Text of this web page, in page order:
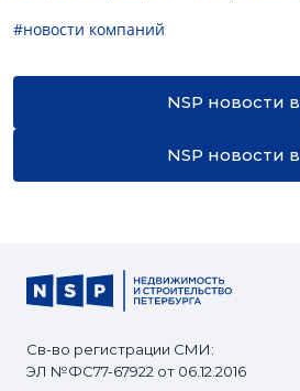
#новости компаний
NSP новости в
NSP новости в
Св-во регистрации СМИ:
ЭЛ №ФС77-67922 от 06.12.2016